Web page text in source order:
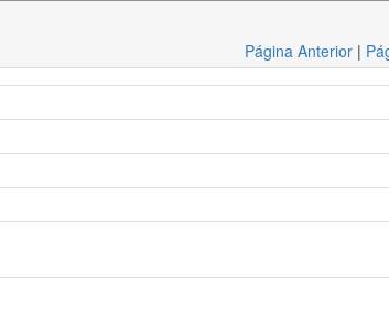
Página Anterior |